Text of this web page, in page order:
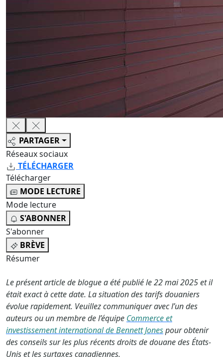
PARTAGER
Réseaux sociaux
TÉLÉCHARGER
Télécharger
MODE LECTURE
Mode lecture
S'ABONNER
S'abonner
BRÈVE
Résumer
Le présent article de blogue a été publié le 22 mai 2025 et il
était exact à cette date. La situation des tarifs douaniers
évolue rapidement. Veuillez communiquer avec l’un des
auteurs ou un membre de l’équipe Commerce et
investissement international de Bennett Jonespour obtenir
des conseils sur les plus récents droits de douane des États-
Unis et les surtaxes canadiennes.